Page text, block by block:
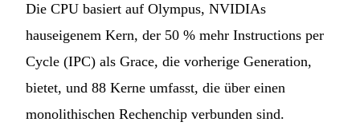
Die CPU basiert auf Olympus, NVIDIAs
hauseigenem Kern, der 50 % mehr Instructions per
Cycle (IPC) als Grace, die vorherige Generation,
bietet, und 88 Kerne umfasst, die über einen
monolithischen Rechenchip verbunden sind.